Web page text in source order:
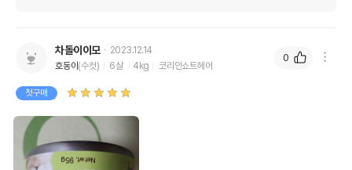
차돌이이모
2023.12.14
호동이(수컷) 6살 4kg 코리안쇼트헤어
첫구매
0